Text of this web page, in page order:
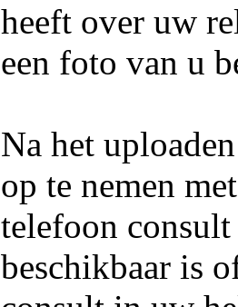
heeft over uw
een foto van u
Na het
op te nemen
telefoon
beschikbaar is